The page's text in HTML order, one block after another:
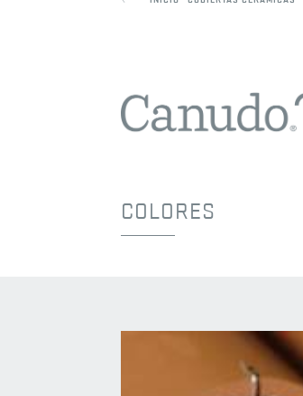
COLORES